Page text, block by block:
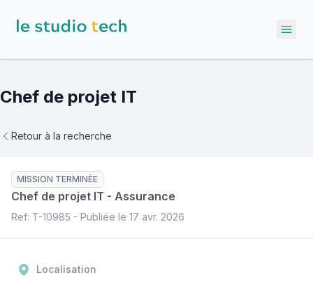
Chef de projet IT
Retour à la recherche
Chef de projet IT - Assurance
MISSION TERMINÉE
Ref: T-10985 - Publiée le 17 avr. 2026
Localisation